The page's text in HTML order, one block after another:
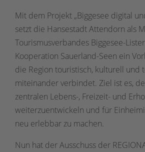
Mit dem Projekt „Biggesee digital
setzt die Hansestadt Attendorn als
Tourismusverbandes Biggesee-
Kooperation Sauerland-Seen ein
die Region touristisch, kulturell und
miteinander verbindet. Ziel ist es,
zentralen Lebens-, Freizeit- und
weiterzuentwickeln und für
neu erlebbar zu machen.
Nun hat der Ausschuss der